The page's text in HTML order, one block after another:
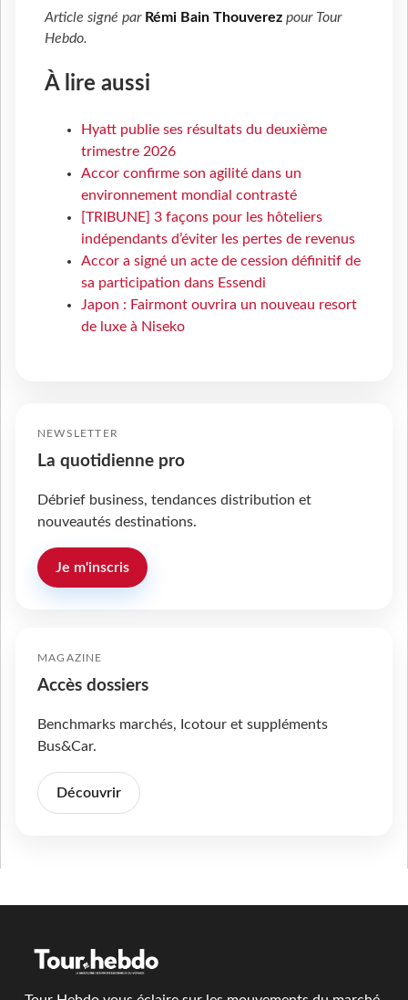
Article signé par Rémi Bain Thouverez pour Tour
Hebdo.
À lire aussi
Hyatt publie ses résultats du deuxième
trimestre 2026
Accor confirme son agilité dans un
environnement mondial contrasté
[TRIBUNE] 3 façons pour les hôteliers
indépendants d’éviter les pertes de revenus
Accor a signé un acte de cession définitif de
sa participation dans Essendi
Japon : Fairmont ouvrira un nouveau resort
de luxe à Niseko
NEWSLETTER
La quotidienne pro
Débrief business, tendances distribution et
nouveautés destinations.
Je m'inscris
MAGAZINE
Accès dossiers
Benchmarks marchés, Icotour et suppléments
Bus&Car.
Découvrir